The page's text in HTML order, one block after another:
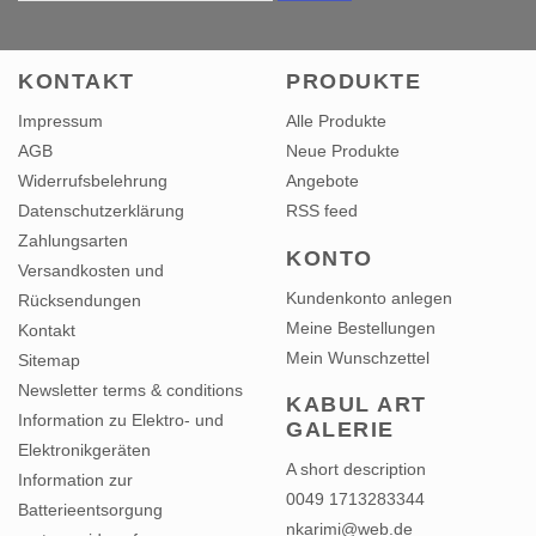
KONTAKT
Impressum
AGB
Widerrufsbelehrung
Datenschutzerklärung
Zahlungsarten
Versandkosten und
Rücksendungen
Kontakt
Sitemap
Newsletter terms & conditions
Information zu Elektro- und
Elektronikgeräten
Information zur
Batterieentsorgung
PRODUKTE
Alle Produkte
Neue Produkte
Angebote
RSS feed
KONTO
Kundenkonto anlegen
Meine Bestellungen
Mein Wunschzettel
KABUL ART
GALERIE
A short description
0049 1713283344
nkarimi@web.de